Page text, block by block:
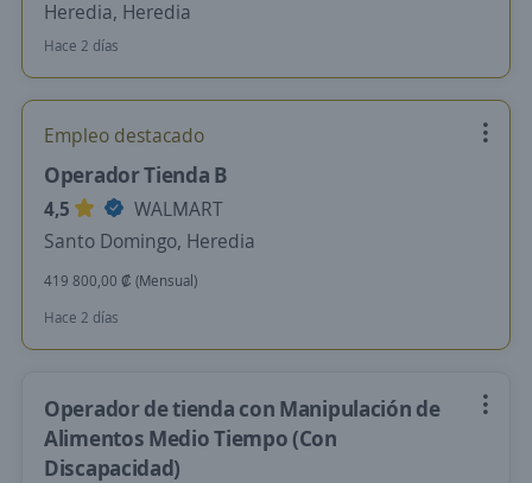
Heredia, Heredia
Hace 2 días
Empleo destacado
Operador Tienda B
4,5
WALMART
Santo Domingo, Heredia
419 800,00 ₡ (Mensual)
Hace 2 días
Operador de tienda con Manipulación de
Alimentos Medio Tiempo (Con
Discapacidad)